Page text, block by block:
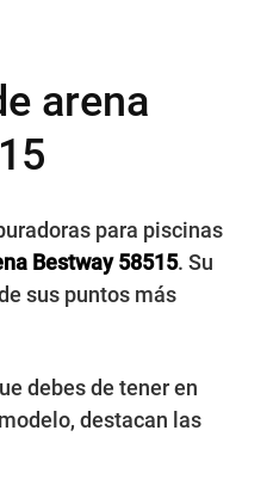
arena
para piscinas
Bestway 58515. Su
sus puntos más
debes de tener en
destacan las